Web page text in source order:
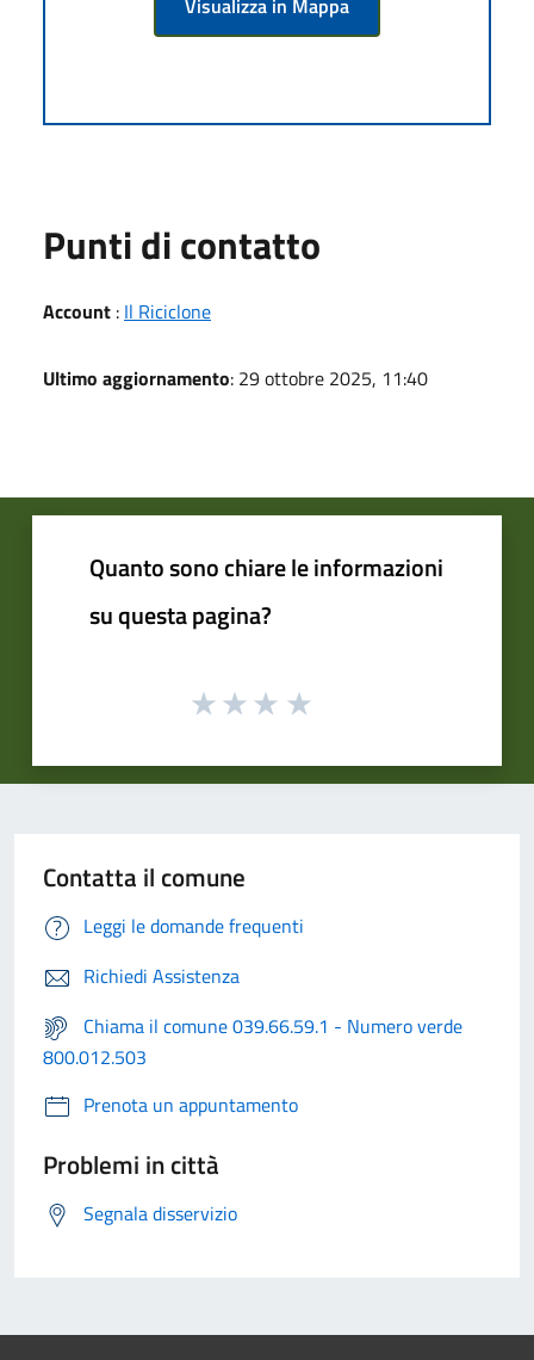
Punti di contatto
Account : Il Riciclone
Ultimo aggiornamento: 29 ottobre 2025, 11:40
Quanto sono chiare le informazioni
su questa pagina?
Contatta il comune
Leggi le domande frequenti
Richiedi Assistenza
Chiama il comune 039.66.59.1 - Numero verde
800.012.503
Prenota un appuntamento
Problemi in città
Segnala disservizio